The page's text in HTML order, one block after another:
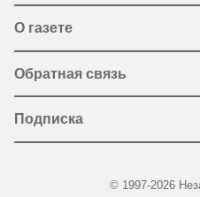
О газете
Обратная связь
Подписка
© 1997-2026